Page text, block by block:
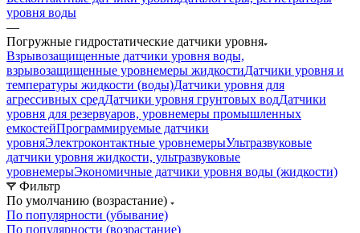
уровня воды
—
Погружные гидростатические датчики уровня
Взрывозащищенные датчики уровня воды,
взрывозащищенные уровнемеры жидкостиДатчики уровня и
температуры жидкости (воды)Датчики уровня для
агрессивных средДатчики уровня грунтовых водДатчики
уровня для резервуаров, уровнемеры промышленных
емкостейПрограммируемые датчики
уровняЭлектроконтактные уровнемерыУльтразвуковые
датчики уровня жидкости, ультразвуковые
уровнемерыЭкономичные датчики уровня воды (жидкости)
Фильтр
По умолчанию (возрастание)
По популярности (убывание)
По популярности (возрастание)